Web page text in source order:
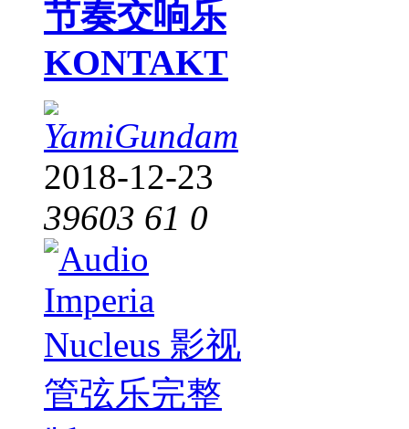
节奏交响乐
KONTAKT
YamiGundam
2018-12-23
39603 61 0